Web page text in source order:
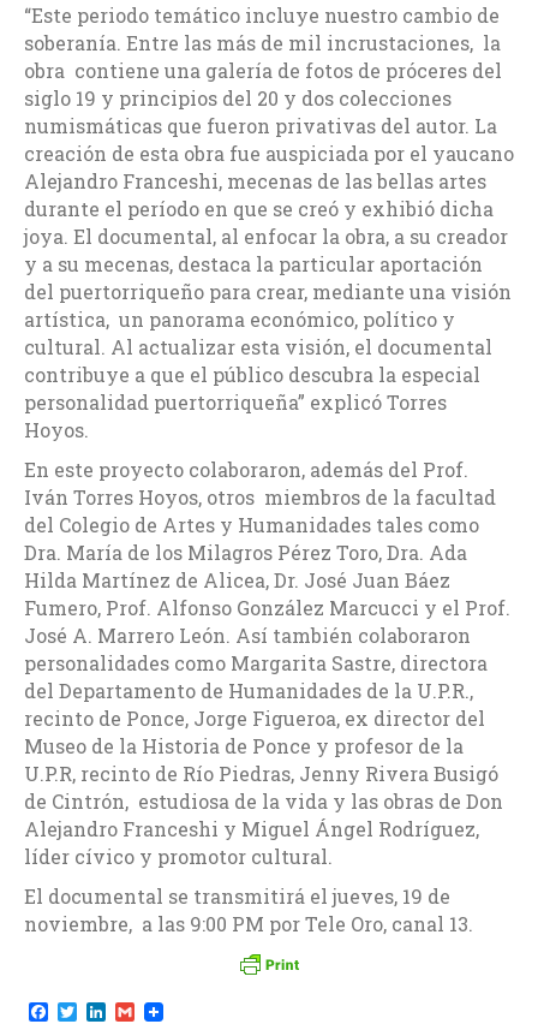
“Este periodo temático incluye nuestro cambio de
soberanía. Entre las más de mil incrustaciones, la
obra contiene una galería de fotos de próceres del
siglo 19 y principios del 20 y dos colecciones
numismáticas que fueron privativas del autor. La
creación de esta obra fue auspiciada por el yaucano
Alejandro Franceshi, mecenas de las bellas artes
durante el período en que se creó y exhibió dicha
joya. El documental, al enfocar la obra, a su creador
y a su mecenas, destaca la particular aportación
del puertorriqueño para crear, mediante una visión
artística, un panorama económico, político y
cultural. Al actualizar esta visión, el documental
contribuye a que el público descubra la especial
personalidad puertorriqueña” explicó Torres
Hoyos.
En este proyecto colaboraron, además del Prof.
Iván Torres Hoyos, otros miembros de la facultad
del Colegio de Artes y Humanidades tales como
Dra. María de los Milagros Pérez Toro, Dra. Ada
Hilda Martínez de Alicea, Dr. José Juan Báez
Fumero, Prof. Alfonso González Marcucci y el Prof.
José A. Marrero León. Así también colaboraron
personalidades como Margarita Sastre, directora
del Departamento de Humanidades de la U.P.R.,
recinto de Ponce, Jorge Figueroa, ex director del
Museo de la Historia de Ponce y profesor de la
U.P.R, recinto de Río Piedras, Jenny Rivera Busigó
de Cintrón, estudiosa de la vida y las obras de Don
Alejandro Franceshi y Miguel Ángel Rodríguez,
líder cívico y promotor cultural.
El documental se transmitirá el jueves, 19 de
noviembre, a las 9:00 PM por Tele Oro, canal 13.
F T L G